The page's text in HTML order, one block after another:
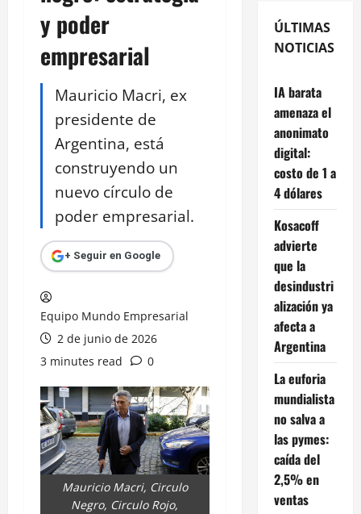
y poder
empresarial
Mauricio Macri, ex
presidente de
Argentina, está
construyendo un
nuevo círculo de
poder empresarial.
+ Seguir en Google
Equipo Mundo Empresarial
2 de junio de 2026
3 minutes read
0
Mauricio Macri, Circulo
Negro, Circulo Rojo,
ÚLTIMAS
NOTICIAS
IA barata
amenaza el
anonimato
digital:
costo de 1 a
4 dólares
Kosacoff
advierte
que la
desindustri
alización ya
afecta a
Argentina
La euforia
mundialista
no salva a
las pymes:
caída del
2,5% en
ventas